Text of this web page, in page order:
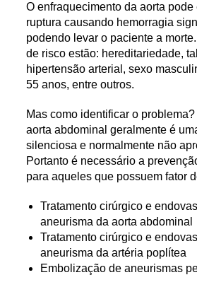
O enfraquecimento da aorta pode
ruptura causando hemorragia
podendo levar o paciente a
de risco estão: hereditariedade,
hipertensão arterial, sexo
55 anos, entre outros.
Mas como identificar o
aorta abdominal geralmente é
silenciosa e normalmente não
Portanto é necessário a
para aqueles que possuem fator
Tratamento cirúrgico e
aneurisma da aorta abdominal
Tratamento cirúrgico e
aneurisma da artéria poplítea
Embolização de aneurismas